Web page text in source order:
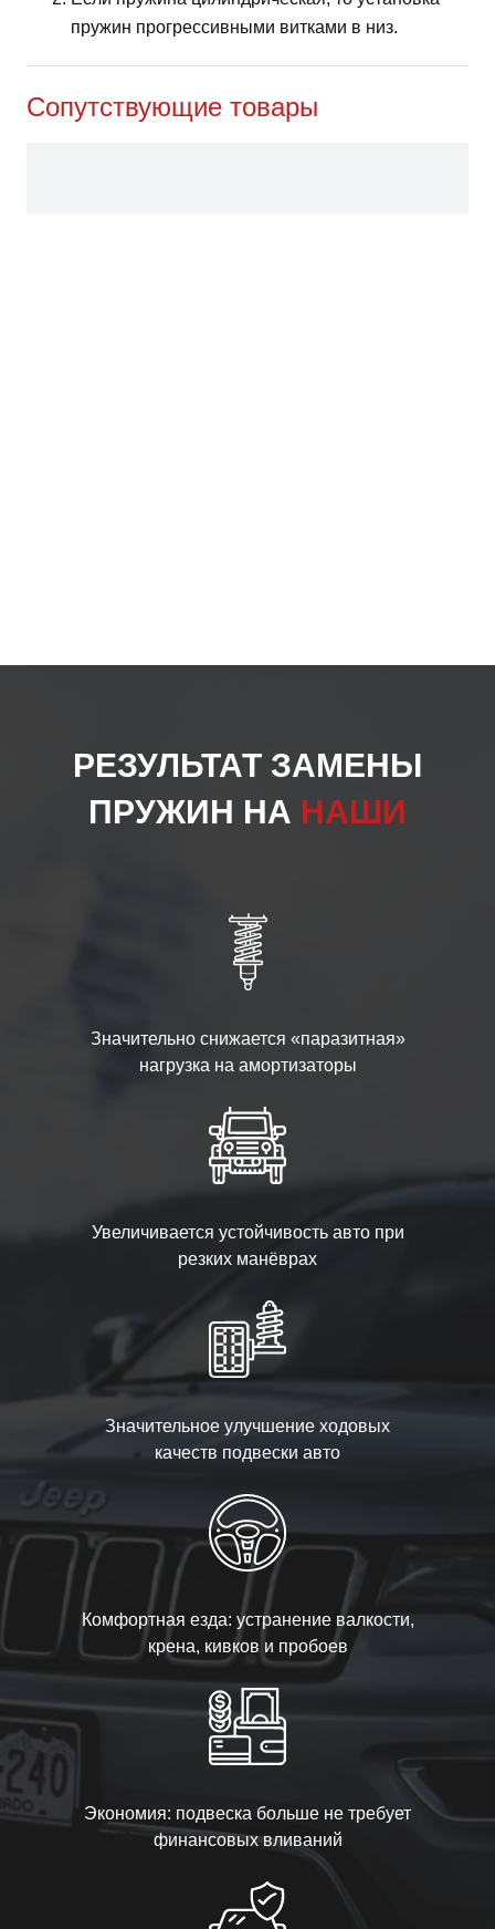
пружин прогрессивными витками в низ.
Сопутствующие товары
РЕЗУЛЬТАТ ЗАМЕНЫ
ПРУЖИН НА НАШИ
Значительно снижается «паразитная»
нагрузка на амортизаторы
Увеличивается устойчивость авто при
резких манёврах
Значительное улучшение ходовых
качеств подвески авто
Комфортная езда: устранение валкости,
крена, кивков и пробоев
Экономия: подвеска больше не требует
финансовых вливаний